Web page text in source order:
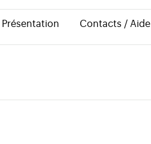
Présentation Contacts / Aide